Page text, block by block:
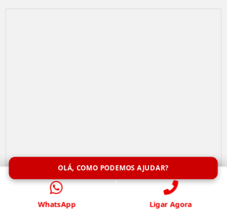
Limpeza de Caixa de Água
OLÁ, COMO PODEMOS AJUDAR?
WhatsApp Ligar Agora